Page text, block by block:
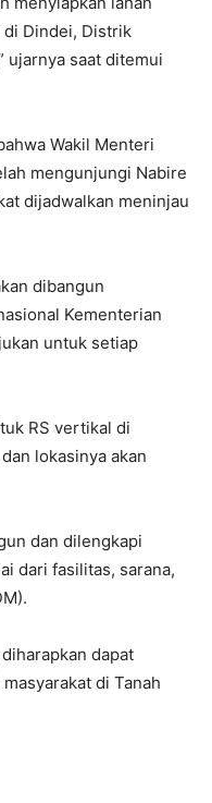
di Dindei, Distrik
ujarnya saat ditemui
Wakil Menteri
mengunjungi Nabire
dijadwalkan meninjau
dibangun
Kementerian
untuk setiap
RS vertikal di
lokasinya akan
dan dilengkapi
dari fasilitas, sarana,
dapat
di Tanah